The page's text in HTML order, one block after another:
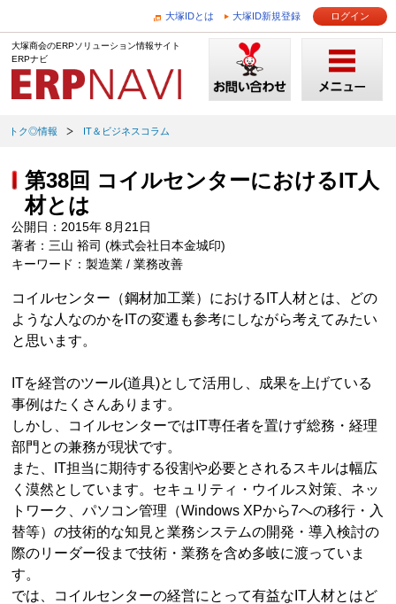
大塚IDとは 大塚ID新規登録 ログイン
大塚商会のERPソリューション情報サイト
ERPナビ
トク◎情報 IT＆ビジネスコラム
第38回 コイルセンターにおけるIT人
材とは
公開日：2015年 8月21日
著者：三山 裕司 (株式会社日本金城印)
キーワード：製造業 / 業務改善
コイルセンター（鋼材加工業）におけるIT人材とは、どの
ような人なのかをITの変遷も参考にしながら考えてみたい
と思います。
ITを経営のツール(道具)として活用し、成果を上げている
事例はたくさんあります。
しかし、コイルセンターではIT専任者を置けず総務・経理
部門との兼務が現状です。
また、IT担当に期待する役割や必要とされるスキルは幅広
く漠然としています。セキュリティ・ウイルス対策、ネッ
トワーク、パソコン管理（Windows XPから7への移行・入
替等）の技術的な知見と業務システムの開発・導入検討の
際のリーダー役まで技術・業務を含め多岐に渡っていま
す。
では、コイルセンターの経営にとって有益なIT人材とはど